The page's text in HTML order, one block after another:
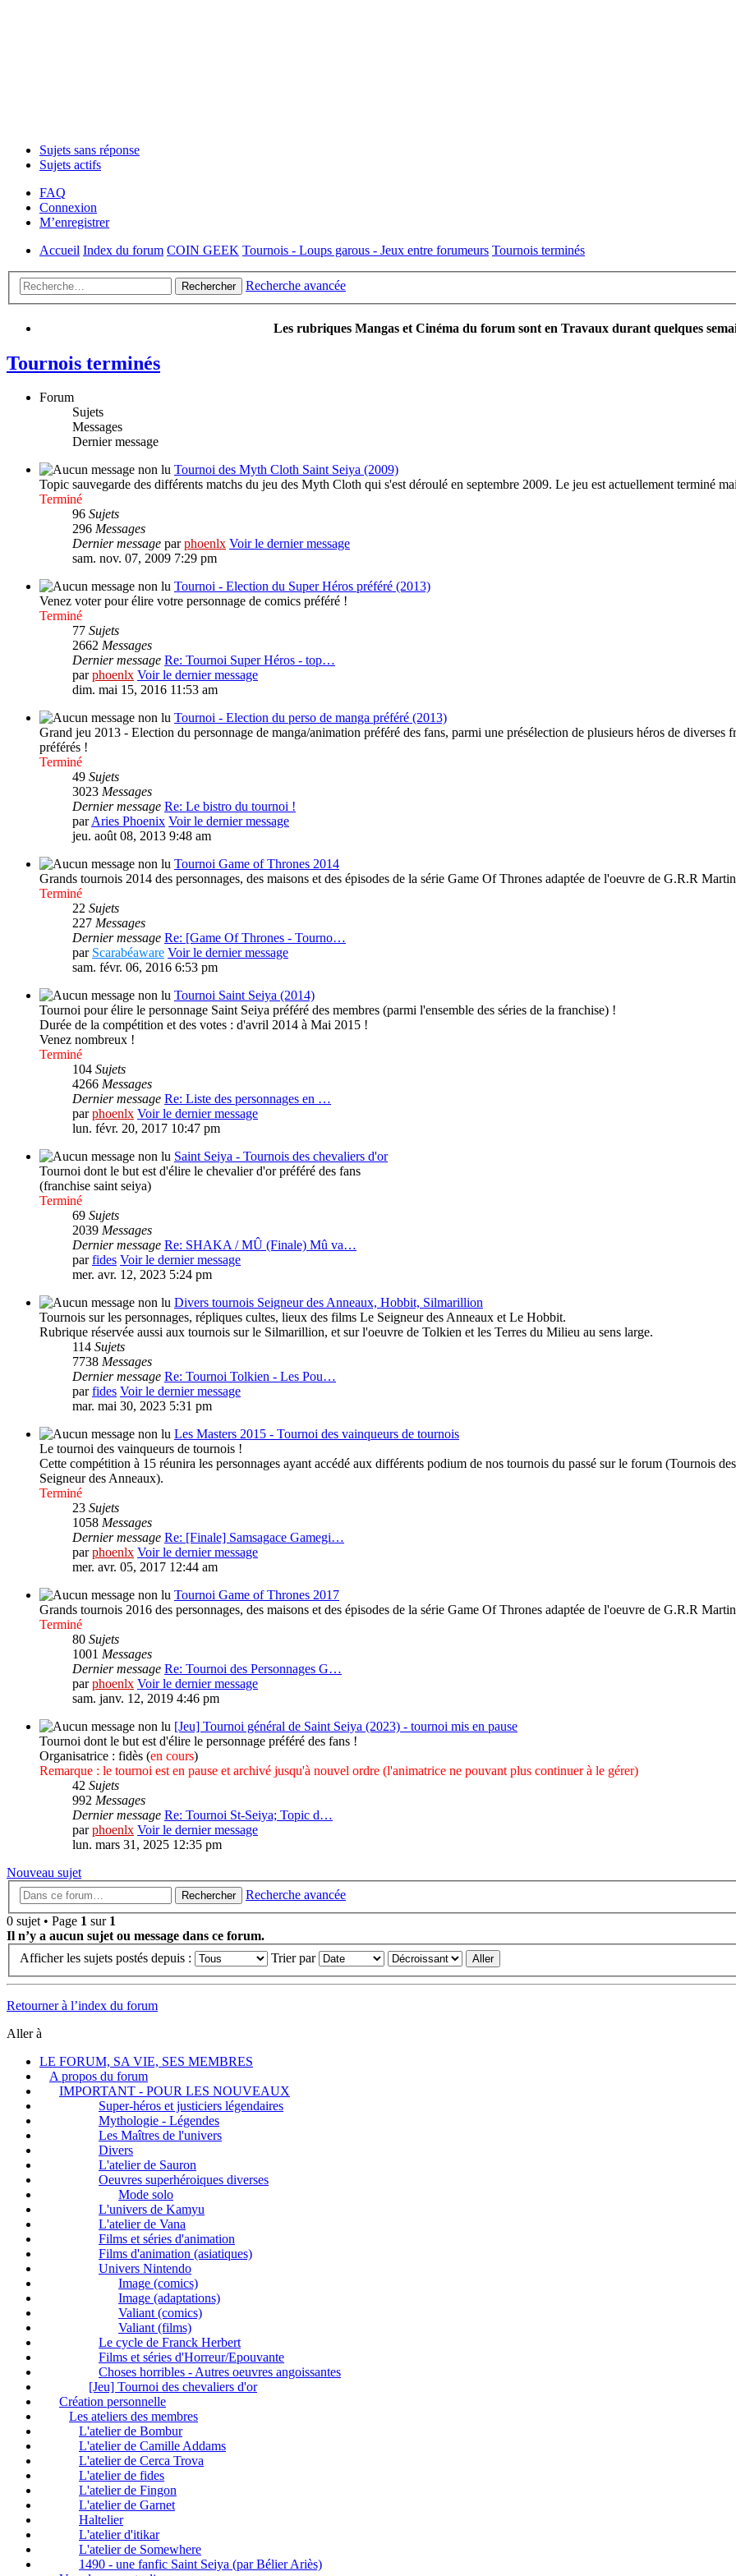
Sujets sans réponse
Sujets actifs
FAQ
Connexion
M’enregistrer
Accueil Index du forum COIN GEEK Tournois - Loups garous - Jeux entre forumeurs Tournois terminés
Rechercher Recherche avancée
Les rubriques Mangas et Cinéma du forum sont en Travaux durant quelques
Tournois terminés
Forum
Sujets
Messages
Dernier message
Tournoi des Myth Cloth Saint Seiya (2009)
Topic sauvegarde des différents matchs du jeu des Myth Cloth qui s'est déroulé en septembre 2009. Le jeu est actuellement terminé
Terminé
96 Sujets
296 Messages
Dernier message parphoenlx Voir le dernier message
sam. nov. 07, 2009 7:29 pm
Tournoi - Election du Super Héros préféré (2013)
Venez voter pour élire votre personnage de comics préféré !
Terminé
77 Sujets
2662 Messages
Dernier message Re: Tournoi Super Héros - top…
parphoenlx Voir le dernier message
dim. mai 15, 2016 11:53 am
Tournoi - Election du perso de manga préféré (2013)
Grand jeu 2013 - Election du personnage de manga/animation préféré des fans, parmi une présélection de plusieurs héros de
préférés !
Terminé
49 Sujets
3023 Messages
Dernier message Re: Le bistro du tournoi !
parAries Phoenix Voir le dernier message
jeu. août 08, 2013 9:48 am
Tournoi Game of Thrones 2014
Grands tournois 2014 des personnages, des maisons et des épisodes de la série Game Of Thrones adaptée de l'oeuvre de G.R.R
Terminé
22 Sujets
227 Messages
Dernier message Re: [Game Of Thrones - Tourno…
par Scarabéaware Voir le dernier message
sam. févr. 06, 2016 6:53 pm
Tournoi Saint Seiya (2014)
Tournoi pour élire le personnage Saint Seiya préféré des membres (parmi l'ensemble des séries de la franchise) !
Durée de la compétition et des votes : d'avril 2014 à Mai 2015 !
Venez nombreux !
Terminé
104 Sujets
4266 Messages
Dernier message Re: Liste des personnages en …
parphoenlx Voir le dernier message
lun. févr. 20, 2017 10:47 pm
Saint Seiya - Tournois des chevaliers d'or
Tournoi dont le but est d'élire le chevalier d'or préféré des fans
(franchise saint seiya)
Terminé
69 Sujets
2039 Messages
Dernier message Re: SHAKA / MÛ (Finale) Mû va…
parfides Voir le dernier message
mer. avr. 12, 2023 5:24 pm
Divers tournois Seigneur des Anneaux, Hobbit, Silmarillion
Tournois sur les personnages, répliques cultes, lieux des films Le Seigneur des Anneaux et Le Hobbit.
Rubrique réservée aussi aux tournois sur le Silmarillion, et sur l'oeuvre de Tolkien et les Terres du Milieu au sens large.
114 Sujets
7738 Messages
Dernier message Re: Tournoi Tolkien - Les Pou…
parfides Voir le dernier message
mar. mai 30, 2023 5:31 pm
Les Masters 2015 - Tournoi des vainqueurs de tournois
Le tournoi des vainqueurs de tournois !
Cette compétition à 15 réunira les personnages ayant accédé aux différents podium de nos tournois du passé sur le forum (Tournois
Seigneur des Anneaux).
Terminé
23 Sujets
1058 Messages
Dernier message Re: [Finale] Samsagace Gamegi…
parphoenlx Voir le dernier message
mer. avr. 05, 2017 12:44 am
Tournoi Game of Thrones 2017
Grands tournois 2016 des personnages, des maisons et des épisodes de la série Game Of Thrones adaptée de l'oeuvre de G.R.R
Terminé
80 Sujets
1001 Messages
Dernier message Re: Tournoi des Personnages G…
parphoenlx Voir le dernier message
sam. janv. 12, 2019 4:46 pm
[Jeu] Tournoi général de Saint Seiya (2023) - tournoi mis en pause
Tournoi dont le but est d'élire le personnage préféré des fans !
Organisatrice : fidès (en cours)
Remarque : le tournoi est en pause et archivé jusqu'à nouvel ordre (l'animatrice ne pouvant plus continuer à le gérer)
42 Sujets
992 Messages
Dernier message Re: Tournoi St-Seiya; Topic d…
parphoenlx Voir le dernier message
lun. mars 31, 2025 12:35 pm
Nouveau sujet
Rechercher
Recherche avancée
0 sujet • Page 1 sur 1
Il n’y a aucun sujet ou message dans ce forum.
Afficher les sujets postés depuis :
Trier par
Retourner à l’index du forum
Aller à
LE FORUM, SA VIE, SES MEMBRES
A propos du forum
IMPORTANT - POUR LES NOUVEAUX
Super-héros et justiciers légendaires
Mythologie - Légendes
Les Maîtres de l'univers
Divers
L'atelier de Sauron
Oeuvres superhéroiques diverses
Mode solo
L'univers de Kamyu
L'atelier de Vana
Films et séries d'animation
Films d'animation (asiatiques)
Univers Nintendo
Image (comics)
Image (adaptations)
Valiant (comics)
Valiant (films)
Le cycle de Franck Herbert
Films et séries d'Horreur/Epouvante
Choses horribles - Autres oeuvres angoissantes
[Jeu] Tournoi des chevaliers d'or
Création personnelle
Les ateliers des membres
L'atelier de Bombur
L'atelier de Camille Addams
L'atelier de Cerca Trova
L'atelier de fides
L'atelier de Fingon
L'atelier de Garnet
Haltelier
L'atelier d'itikar
L'atelier de Somewhere
1490 - une fanfic Saint Seiya (par Bélier Ariès)